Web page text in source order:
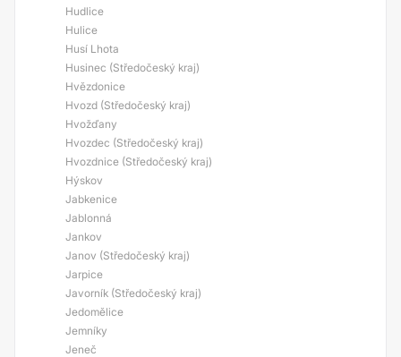
Hudlice
Hulice
Husí Lhota
Husinec (Středočeský kraj)
Hvězdonice
Hvozd (Středočeský kraj)
Hvožďany
Hvozdec (Středočeský kraj)
Hvozdnice (Středočeský kraj)
Hýskov
Jabkenice
Jablonná
Jankov
Janov (Středočeský kraj)
Jarpice
Javorník (Středočeský kraj)
Jedomělice
Jemníky
Jeneč